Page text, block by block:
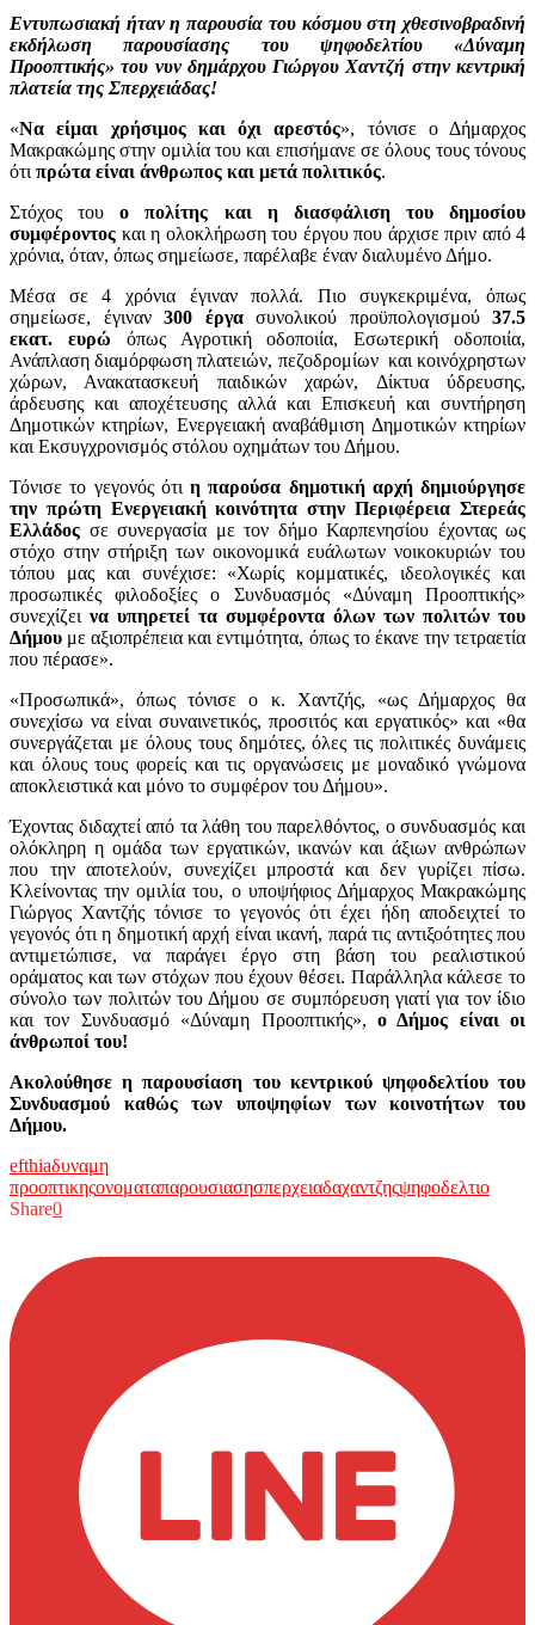
Εντυπωσιακή ήταν η παρουσία του κόσμου στη χθεσινοβραδινή
εκδήλωση παρουσίασης του ψηφοδελτίου «Δύναμη
Προοπτικής» του νυν δημάρχου Γιώργου Χαντζή στην κεντρική
πλατεία της Σπερχειάδας!
«Να είμαι χρήσιμος και όχι αρεστός», τόνισε ο Δήμαρχος
Μακρακώμης στην ομιλία του και επισήμανε σε όλους τους τόνους
ότι πρώτα είναι άνθρωπος και μετά πολιτικός.
Στόχος τουο πολίτης και η διασφάλιση του δημοσίου
συμφέροντος και η ολοκλήρωση του έργου που άρχισε πριν από 4
χρόνια, όταν, όπως σημείωσε, παρέλαβε έναν διαλυμένο Δήμο.
Μέσα σε 4 χρόνια έγιναν πολλά. Πιο συγκεκριμένα, όπως
σημείωσε, έγιναν 300 έργασυνολικού προϋπολογισμού 37.5
εκατ. ευρώ όπως Αγροτική οδοποιία, Εσωτερική οδοποιία,
Ανάπλαση διαμόρφωση πλατειών, πεζοδρομίων και κοινόχρηστων
χώρων, Ανακατασκευή παιδικών χαρών, Δίκτυα ύδρευσης,
άρδευσης και αποχέτευσης αλλά και Επισκευή και συντήρηση
Δημοτικών κτηρίων, Ενεργειακή αναβάθμιση Δημοτικών κτηρίων
και Εκσυγχρονισμός στόλου οχημάτων του Δήμου.
Τόνισε το γεγονός ότι η παρούσα δημοτική αρχή δημιούργησε
την πρώτη Ενεργειακή κοινότητα στην Περιφέρεια Στερεάς
Ελλάδος σε συνεργασία με τον δήμο Καρπενησίου έχοντας ως
στόχο στην στήριξη των οικονομικά ευάλωτων νοικοκυριών του
τόπου μας και συνέχισε: «Χωρίς κομματικές, ιδεολογικές και
προσωπικές φιλοδοξίες ο Συνδυασμός «Δύναμη Προοπτικής»
συνεχίζει να υπηρετεί τα συμφέροντα όλων των πολιτών του
Δήμου με αξιοπρέπεια και εντιμότητα, όπως το έκανε την τετραετία
που πέρασε».
«Προσωπικά», όπως τόνισε ο κ. Χαντζής, «ως Δήμαρχος θα
συνεχίσω να είναι συναινετικός, προσιτός και εργατικός» και «θα
συνεργάζεται με όλους τους δημότες, όλες τις πολιτικές δυνάμεις
και όλους τους φορείς και τις οργανώσεις με μοναδικό γνώμονα
αποκλειστικά και μόνο το συμφέρον του Δήμου».
Έχοντας διδαχτεί από τα λάθη του παρελθόντος, ο συνδυασμός και
ολόκληρη η ομάδα των εργατικών, ικανών και άξιων ανθρώπων
που την αποτελούν, συνεχίζει μπροστά και δεν γυρίζει πίσω.
Κλείνοντας την ομιλία του, ο υποψήφιος Δήμαρχος Μακρακώμης
Γιώργος Χαντζής τόνισε το γεγονός ότι έχει ήδη αποδειχτεί το
γεγονός ότι η δημοτική αρχή είναι ικανή, παρά τις αντιξοότητες που
αντιμετώπισε, να παράγει έργο στη βάση του ρεαλιστικού
οράματος και των στόχων που έχουν θέσει. Παράλληλα κάλεσε το
σύνολο των πολιτών του Δήμου σε συμπόρευση γιατί για τον ίδιο
και τον Συνδυασμό «Δύναμη Προοπτικής», ο Δήμος είναι οι
άνθρωποί του!
Ακολούθησε η παρουσίαση του κεντρικού ψηφοδελτίου του
Συνδυασμού καθώς των υποψηφίων των κοινοτήτων του
Δήμου.
efthiaδυναμη
προοπτικηςονοματαπαρουσιασησπερχειαδαχαντζηςψηφοδελτιο
Share0